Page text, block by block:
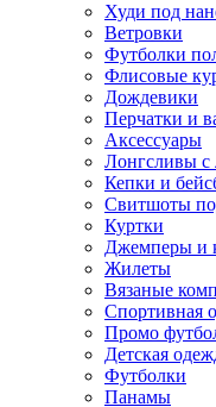
Худи под
Ветровки
Футболки
Флисовые
Дождевики
Перчатки и
Аксессуары
Лонгсливы с
Кепки и
Свитшоты
Куртки
Джемперы и
Жилеты
Вязаные
Спортивная
Промо
Детская
Футболки
Панамы